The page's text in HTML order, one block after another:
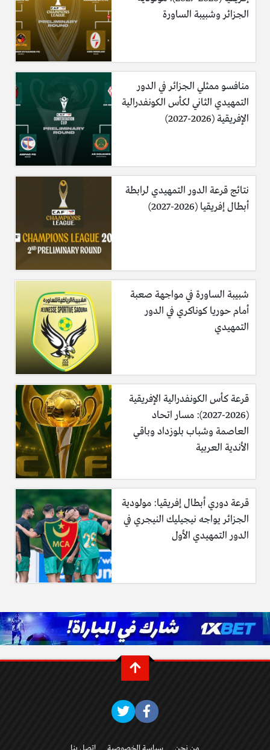
الجزائر وشبيبة الساورة
منافسو ممثلي الجزائر في الدور
التمهيدي الثاني لكأس الكونفدرالية
الإفريقية (2026-2027)
نتائج قرعة الدور التمهيدي لرابطة
أبطال إفريقيا (2026-2027)
شبيبة الساورة في مواجهة صعبة
أمام حوريا كوناكري في الدور
التمهيدي
قرعة كأس الكونفدرالية الإفريقية
(2026-2027): مسار اتحاد
العاصمة وشباب بلوزداد وباقي
الأندية العربية
قرعة دوري أبطال إفريقيا: مولودية
الجزائر يواجه نيجيليك النيجري في
الدور التمهيدي الأول